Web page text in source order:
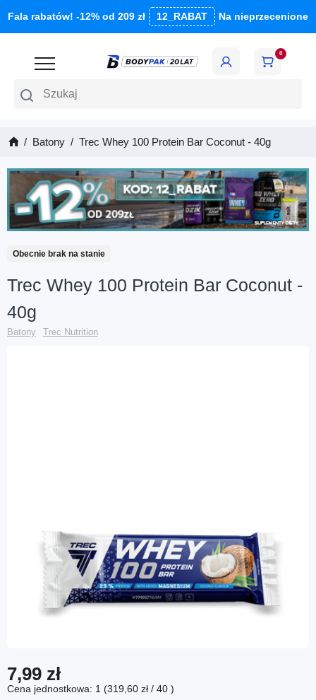
Fala rabatów! -12% od 209 zł 12_RABAT Na nieprzecenione
Szukaj
0
Batony Trec Whey 100 Protein Bar Coconut - 40g
Obecnie brak na stanie
Trec Whey 100 Protein Bar Coconut -
40g
Batony Trec Nutrition
7,99 zł
Cena jednostkowa: 1 (319,60 zł / 40 )